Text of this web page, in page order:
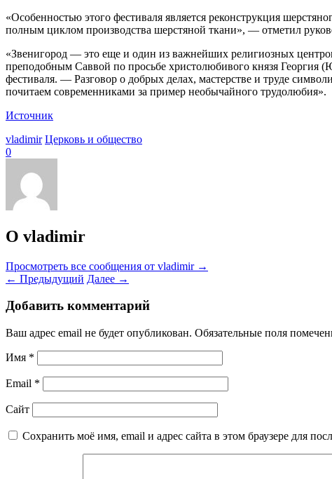
«Особенностью этого фестиваля является реконструкция
полным циклом производства шерстяной ткани», — отметил
«Звенигород — это еще и один из важнейших религиозных
преподобным Саввой по просьбе христолюбивого князя
фестиваля. — Разговор о добрых делах, мастерстве и труде
почитаем современниками за пример необычайного трудолюбия».
Источник
vladimir Церковь и общество
0
О vladimir
Просмотреть все сообщения от vladimir →
← Предыдущий Далее →
Добавить комментарий
Ваш адрес email не будет опубликован. Обязательные поля
Имя *
Email *
Сайт
Сохранить моё имя, email и адрес сайта в этом браузере для